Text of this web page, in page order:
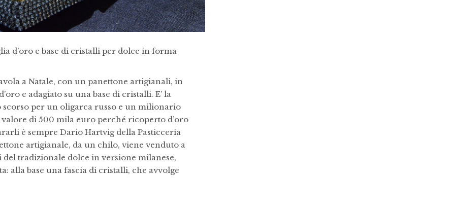
d’oro e base di cristalli per dolce in forma
a Natale, con un panettone artigianali, in
e adagiato su una base di cristalli. E’ la
scorso per un oligarca russo e un milionario
di 500 mila euro perché ricoperto d’oro
è sempre Dario Hartvig della Pasticceria
artigianale, da un chilo, viene venduto a
tradizionale dolce in versione milanese,
alla base una fascia di cristalli, che avvolge